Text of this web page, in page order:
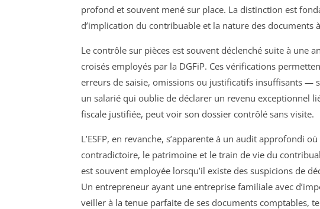
profond et souvent mené sur place. La distinction est
d’implication du contribuable et la nature des documents
Le contrôle sur pièces est souvent déclenché suite à une
croisés employés par la DGFiP. Ces vérifications
erreurs de saisie, omissions ou justificatifs insuffisants —
un salarié qui oublie de déclarer un revenu exceptionnel
fiscale justifiée, peut voir son dossier contrôlé sans visite.
L’ESFP, en revanche, s’apparente à un audit approfondi
contradictoire, le patrimoine et le train de vie du
est souvent employée lorsqu’il existe des suspicions de
Un entrepreneur ayant une entreprise familiale avec
veiller à la tenue parfaite de ses documents comptables,